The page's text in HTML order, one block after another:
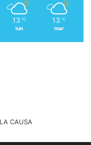
13 ℃
lun
13 ℃
mar